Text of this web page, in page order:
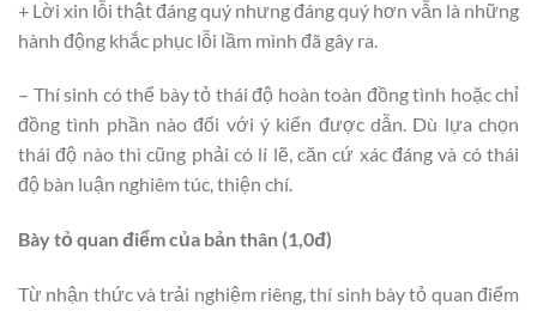
+ Lời xin lỗi thật đáng quý nhưng đáng quý hơn vẫn là những
hành động khắc phục lỗi lầm mình đã gây ra.
– Thí sinh có thể bày tỏ thái độ hoàn toàn đồng tình hoặc chỉ
đồng tình phần nào đối với ý kiến được dẫn. Dù lựa chọn
thái độ nào thì cũng phải có lí lẽ, căn cứ xác đáng và có thái
độ bàn luận nghiêm túc, thiện chí.
Bày tỏ quan điểm của bản thân (1,0đ)
Từ nhận thức và trải nghiệm riêng, thí sinh bày tỏ quan điểm